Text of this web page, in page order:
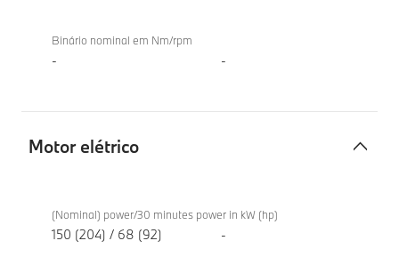
Binário nominal em Nm/rpm
- -
Motor elétrico
elétrico
eDrive20
(Nominal) power/30 minutes power in kW (hp)
150 (204) / 68 (92) -